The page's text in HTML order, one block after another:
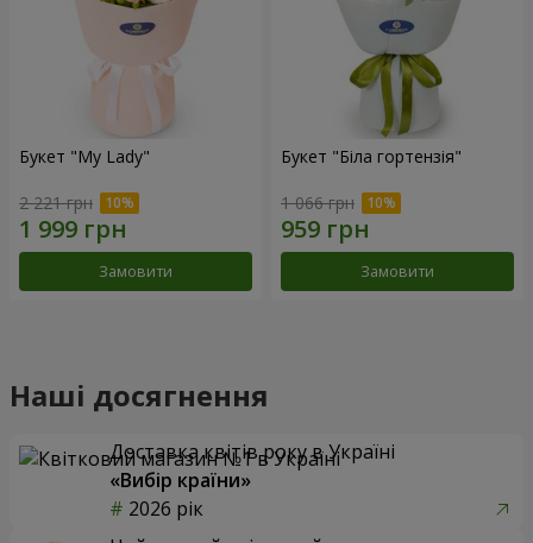
Букет "My Lady"
2 221 грн
Замовити
Букет "Біла гортензія"
1 066 грн
Замовити
Наші досягнення
Доставка квітів року в Україні
«Вибір країни»
2026 рік